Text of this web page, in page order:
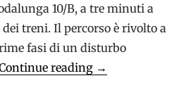
10/B, a tre minuti a
treni. Il percorso è rivolto a
fasi di un disturbo
reading Demenza
→